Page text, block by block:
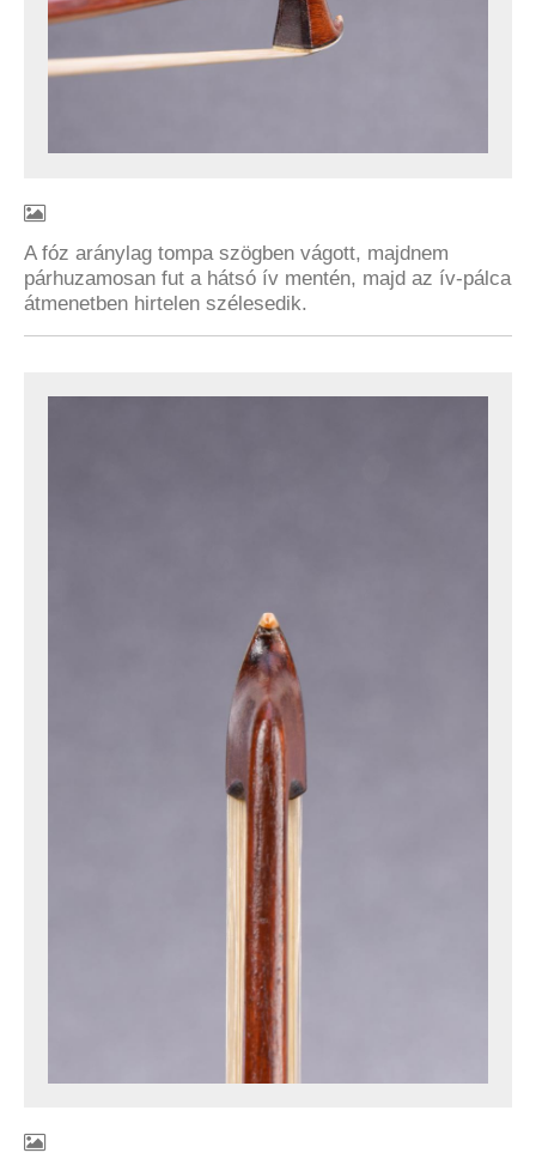
A fóz aránylag tompa szögben vágott, majdnem
párhuzamosan fut a hátsó ív mentén, majd az ív-pálca
átmenetben hirtelen szélesedik.